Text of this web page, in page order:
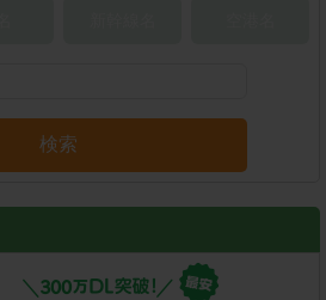
検索